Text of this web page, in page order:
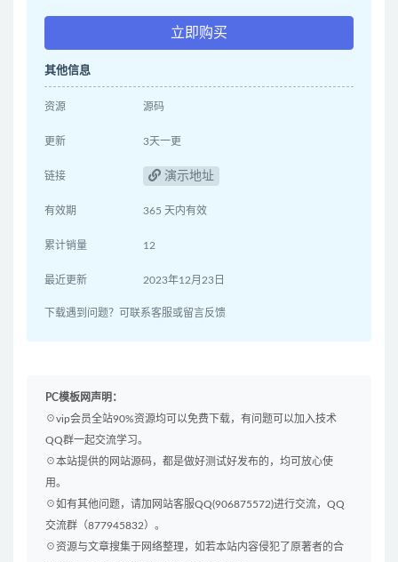
立即购买
其他信息
资源 源码
更新 3天一更
链接 演示地址
有效期 365 天内有效
累计销量 12
最近更新 2023年12月23日
下载遇到问题？可联系客服或留言反馈
PC模板网声明：
☉vip会员全站90%资源均可以免费下载，有问题可以加入技术
QQ群一起交流学习。
☉本站提供的网站源码，都是做好测试好发布的，均可放心使
用。
☉如有其他问题，请加网站客服QQ(906875572)进行交流，QQ
交流群（877945832）。
☉资源与文章搜集于网络整理，如若本站内容侵犯了原著者的合